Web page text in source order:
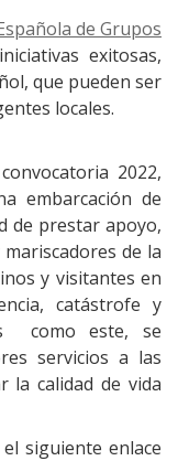
de Grupos
exitosas,
que pueden ser
locales.
2022,
embarcación de
de prestar apoyo,
de la
y visitantes en
catástrofe y
como este, se
servicios a las
la calidad de vida
siguiente enlace